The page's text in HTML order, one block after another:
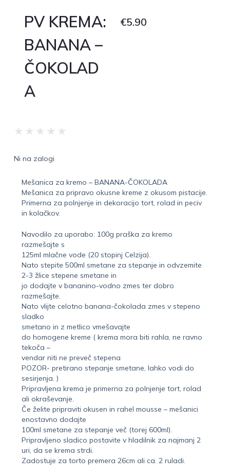
PV KREMA:
BANANA –
ČOKOLAD
A
€5.90
★ ★ ★ ★ ★
Ni na zalogi
Mešanica za kremo – BANANA-ČOKOLADA
Mešanica za pripravo okusne kreme z okusom pistacije.
Primerna za polnjenje in dekoracijo tort, rolad in peciv
in kolačkov.
Navodilo za uporabo: 100g praška za kremo
razmešajte s
125ml mlačne vode (20 stopinj Celzija).
Nato stepite 500ml smetane za stepanje in odvzemite
2-3 žlice stepene smetane in
jo dodajte v bananino-vodno zmes ter dobro
razmešajte.
Nato vlijte celotno banana-čokolada zmes v stepeno
sladko
smetano in z metlico vmešavajte
do homogene kreme ( krema mora biti rahla, ne ravno
tekoča –
vendar niti ne preveč stepena
POZOR- pretirano stepanje smetane, lahko vodi do
sesirjenja. )
Pripravljena krema je primerna za polnjenje tort, rolad
ali okraševanje.
Če želite pripraviti okusen in rahel mousse – mešanici
enostavno dodajte
100ml smetane za stepanje več (torej 600ml).
Pripravljeno sladico postavite v hladilnik za najmanj 2
uri, da se krema strdi.
Zadostuje za torto premera 26cm ali ca. 2 ruladi.